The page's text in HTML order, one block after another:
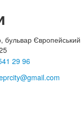
бульвар Європейський
29 96